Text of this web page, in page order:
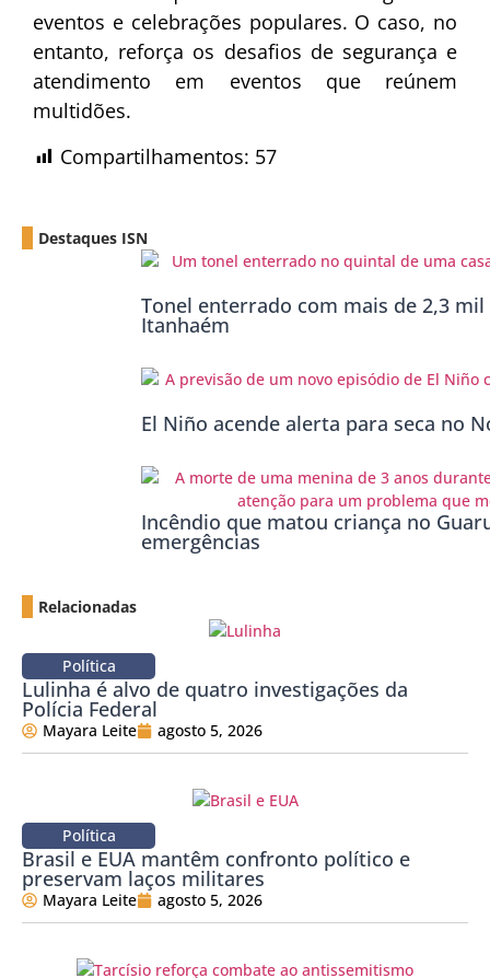
eventos e celebrações populares. O caso, no
entanto, reforça os desafios de segurança e
atendimento em eventos que reúnem
multidões.
Compartilhamentos: 57
Destaques ISN
Tonel enterrado com mais de 2,3
Itanhaém
El Niño acende alerta para seca no
Incêndio que matou criança no
emergências
Relacionadas
Política
Lulinha é alvo de quatro investigações da
Polícia Federal
Mayara Leite agosto 5, 2026
Política
Brasil e EUA mantêm confronto político e
preservam laços militares
Mayara Leite agosto 5, 2026